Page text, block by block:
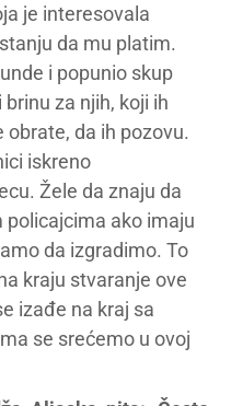
je interesovala
da mu platim.
i popunio skup
za njih, koji ih
da ih pozovu.
iskreno
Žele da znaju da
policajcima ako imaju
da izgradimo. To
kraju stvaranje ove
izađe na kraj sa
se srećemo u ovoj